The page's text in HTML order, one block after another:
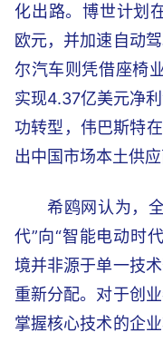
化出路。博世计划
欧元，并加速自动
尔汽车则凭借座椅
实现4.37亿美元净
功转型，伟巴斯特
出中国市场本土供应
希鸥网认为，
代”向“智能电动时
境并非源于单一技
重新分配。对于创
掌握核心技术的企